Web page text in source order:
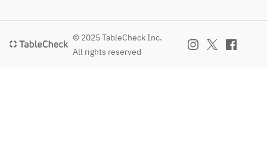
© 2025 TableCheck Inc.
All rights reserved